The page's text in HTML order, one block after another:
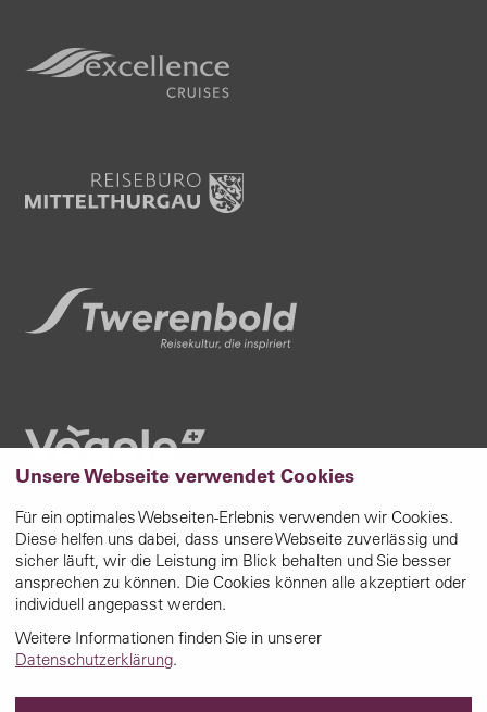
Unsere Webseite verwendet Cookies
Für ein optimales Webseiten-Erlebnis verwenden wir Cookies.
Diese helfen uns dabei, dass unsere Webseite zuverlässig und
sicher läuft, wir die Leistung im Blick behalten und Sie besser
ansprechen zu können. Die Cookies können alle akzeptiert oder
individuell angepasst werden.
Weitere Informationen finden Sie in unserer
Datenschutzerklärung.